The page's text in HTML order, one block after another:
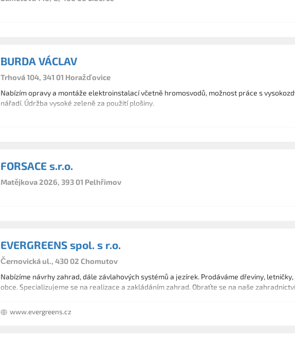
BURDA VÁCLAV
Trhová 104, 341 01 Horažďovice
Nabízím opravy a montáže elektroinstalací včetně hromosvodů, možnost práce s
nářadí. Údržba vysoké zeleně za použití plošiny.
FORSACE s.r.o.
Matějkova 2026, 393 01 Pelhřimov
EVERGREENS spol. s r.o.
Černovická ul., 430 02 Chomutov
Nabízíme návrhy zahrad, dále závlahových systémů a jezírek. Prodáváme dřeviny,
obce. Specializujeme se na realizace a zakládáním zahrad. Obraťte se na naše
www.evergreens.cz